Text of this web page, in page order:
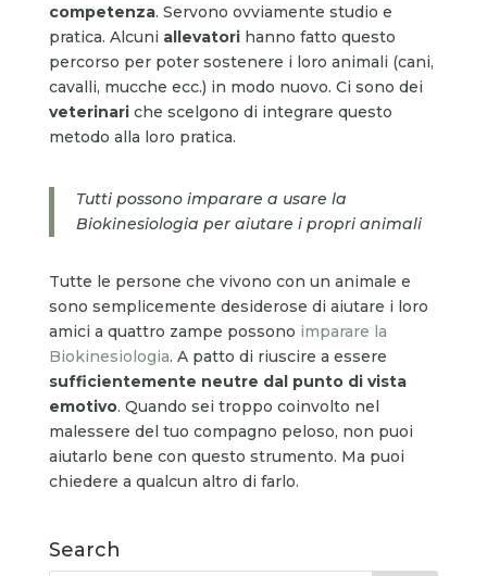
competenza. Servono ovviamente studio e
pratica. Alcuni allevatorihanno fatto questo
percorso per poter sostenere i loro animali (cani,
cavalli, mucche ecc.) in modo nuovo. Ci sono dei
veterinariche scelgono di integrare questo
metodo alla loro pratica.
Tutti possono imparare a usare la
Biokinesiologia per aiutare i propri animali
Tutte le persone che vivono con un animale e
sono semplicemente desiderose di aiutare i loro
amici a quattro zampe possono imparare la
Biokinesiologia. A patto di riuscire a essere
sufficientemente neutre dal punto di vista
emotivo. Quando sei troppo coinvolto nel
malessere del tuo compagno peloso, non puoi
aiutarlo bene con questo strumento. Ma puoi
chiedere a qualcun altro di farlo.
Search